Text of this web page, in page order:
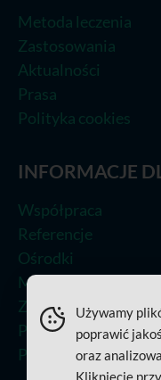
Metoda leczenia
Zastosowania
Aktualności
Prasa
Polityka cookies
INFORMACJE
Współpraca
Referencje
Ośrodki
Metoda leczenia
Zastosowania
Prasa
Polityka Jakości
Używamy
poprawić
oraz
Kliknięcie